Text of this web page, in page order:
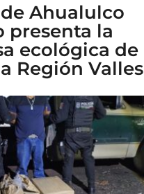
Ahualulco
presenta la
ecológica de
Región Valles